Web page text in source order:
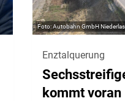
Autobahn GmbH
Enztalquerung
kommt voran